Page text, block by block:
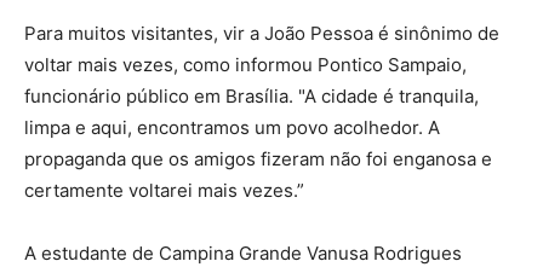
Para muitos visitantes, vir a João Pessoa é sinônimo de
voltar mais vezes, como informou Pontico Sampaio,
funcionário público em Brasília. "A cidade é tranquila,
limpa e aqui, encontramos um povo acolhedor. A
propaganda que os amigos fizeram não foi enganosa e
certamente voltarei mais vezes.”
A estudante de Campina Grande Vanusa Rodrigues